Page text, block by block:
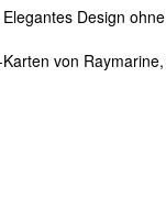
Design
von